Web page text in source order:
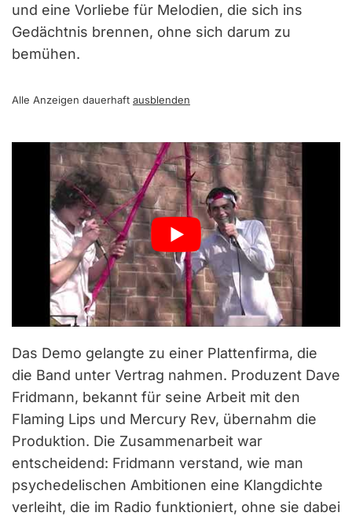
und eine Vorliebe für Melodien, die sich ins
Gedächtnis brennen, ohne sich darum zu
bemühen.
Alle Anzeigen dauerhaft ausblenden
Das Demo gelangte zu einer Plattenfirma, die
die Band unter Vertrag nahmen. Produzent Dave
Fridmann, bekannt für seine Arbeit mit den
Flaming Lips und Mercury Rev, übernahm die
Produktion. Die Zusammenarbeit war
entscheidend: Fridmann verstand, wie man
psychedelischen Ambitionen eine Klangdichte
verleiht, die im Radio funktioniert, ohne sie dabei